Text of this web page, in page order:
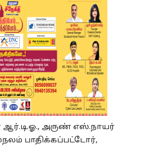
ஆர்.டி.ஓ., அருண் எஸ்.நாயர்
பாதிக்கப்பட்டோர்,